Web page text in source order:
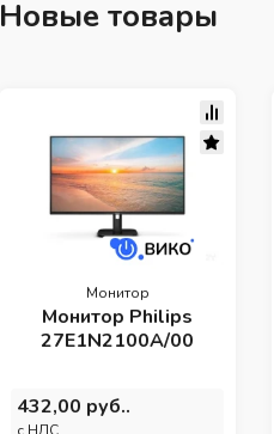
Новые товары
Монитор
Монитор Philips
27E1N2100A/00
432,00 руб..